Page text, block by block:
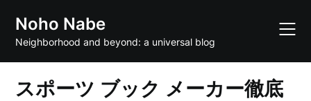
content
Noho Nabe
Neighborhood and beyond: a universal blog
スポーツ ブック メーカー徹底